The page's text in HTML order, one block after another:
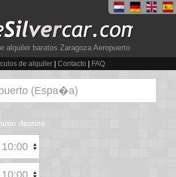
alquiler baratos Zaragoza Aeropuerto
de alquiler
Contacto FAQ
destino